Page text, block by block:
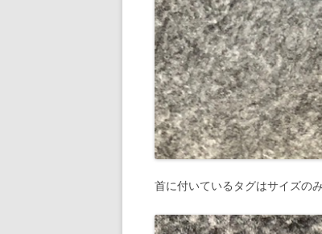
首に付いているタグはサイズの